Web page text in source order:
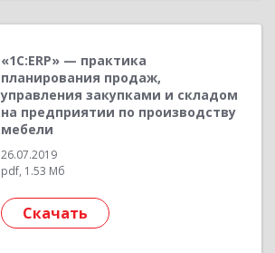
«1С:ERP» — практика
планирования продаж,
управления закупками и складом
на предприятии по производству
мебели
26.07.2019
pdf, 1.53 Мб
Скачать